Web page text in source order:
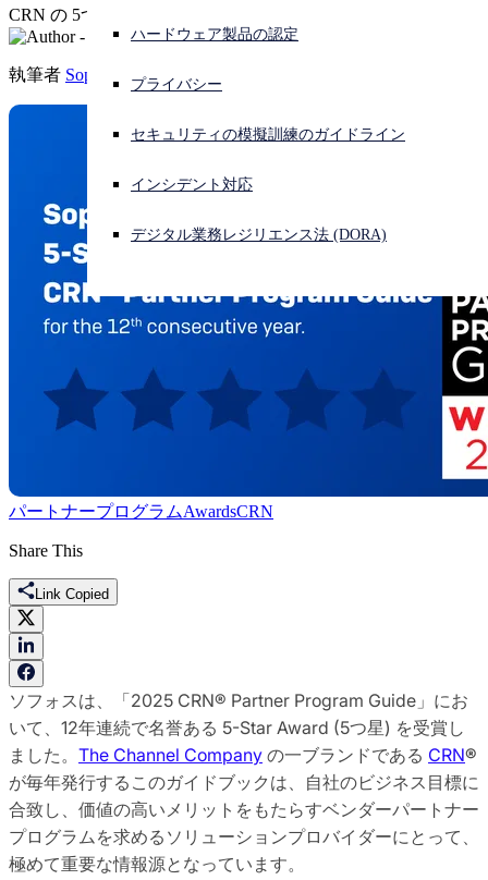
サイバー攻撃を受けている場合、連絡先はこちら
サインイン
ハードウェア製品の認定
プライバシー
セキュリティの模擬訓練のガイドライン
インシデント対応
デジタル業務レジリエンス法 (DORA)
CRN の 5つ星の評価を 12年連続で獲得
執筆者 Sophos
パートナープログラムAwardsCRN
Share This
Link Copied
ソフォスは、「2025 CRN® Partner Program Guide」にお
いて、12年連続で名誉ある 5-Star Award (5つ星) を受賞し
ました。 The Channel Company の一ブランドである CRN®
が毎年発行するこのガイドブックは、自社のビジネス目標に
合致し、価値の高いメリットをもたらすベンダーパートナー
プログラムを求めるソリューションプロバイダーにとって、
極めて重要な情報源となっています。